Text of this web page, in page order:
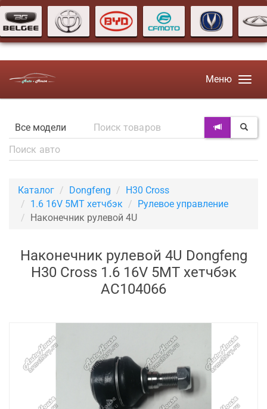
Меню
Каталог Dongfeng
H30 Cross
1.6 16V 5MT хетчбэк
Рулевое управление
Наконечник рулевой 4U
Наконечник рулевой 4U Dongfeng
H30 Cross 1.6 16V 5MT хетчбэк
AC104066